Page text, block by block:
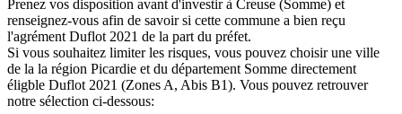
Prenez vos disposition avant d'investir à Creuse (Somme) et
renseignez-vous afin de savoir si cette commune a bien reçu
l'agrément Duflot 2021 de la part du préfet.
Si vous souhaitez limiter les risques, vous pouvez choisir une ville
de la la région Picardie et du département Somme directement
éligble Duflot 2021 (Zones A, Abis B1). Vous pouvez retrouver
notre sélection ci-dessous: